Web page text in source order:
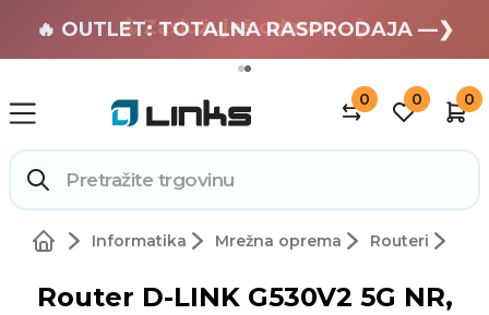
🏄 Zaslužuješ odmor —❯
🔥 OUTLET: TOTALNA RASPRODAJA —❯
0 0 0
Informatika Mrežna oprema Routeri
Router D-LINK G530V2 5G NR,